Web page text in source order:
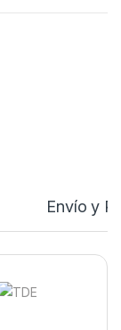
Envío y